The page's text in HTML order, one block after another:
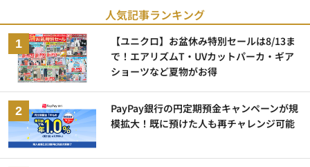
人気記事ランキング
【ユニクロ】お盆休み特別セールは8/13ま
で！エアリズムT・UVカットパーカ・ギア
ショーツなど夏物がお得
PayPay銀行の円定期預金キャンペーンが規
模拡大！既に預けた人も再チャレンジ可能